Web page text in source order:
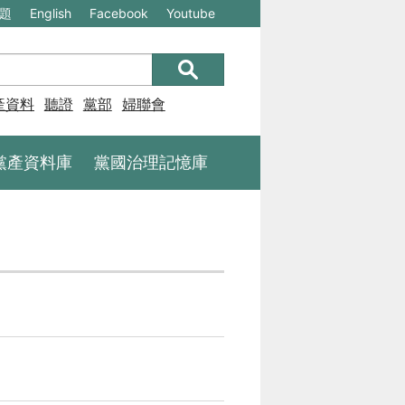
English
(另
視
開
網
Facebook
(另
開
網
Youtube
資料庫聽證 黨部 婦聯會
產資料庫 黨國治理記憶庫